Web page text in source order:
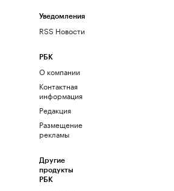
Уведомления
RSS Новости
РБК
О компании
Контактная
информация
Редакция
Размещение
рекламы
Другие
продукты
РБК